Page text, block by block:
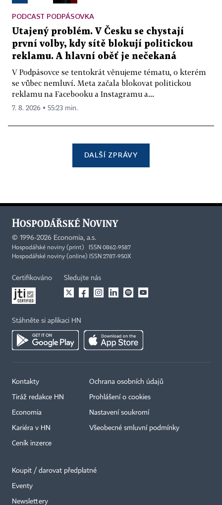
PODCAST PODPÁSOVKA
Utajený problém. V Česku se chystají
první volby, kdy sítě blokují politickou
reklamu. A hlavní oběť je nečekaná
V Podpásovce se tentokrát věnujeme tématu, o kterém
se vůbec nemluví. Meta začala blokovat politickou
reklamu na Facebooku a Instagramu a...
7. 8. 2026 ▪ 55:23 min.
DALŠÍ ZPRÁVY
© 1996-2026 Economia, a.s.
Hospodářské noviny (print) ISSN 0862-9587
Hospodářské noviny (online) ISSN 2787-950X
Certifikováno Sledujte nás
Stáhněte si aplikaci HN
Kontakty
Tiráž redakce HN
Economia
Kariéra v HN
Ceník inzerce
Ochrana osobních údajů
Prohlášení o cookies
Nastavení soukromí
Všeobecné smluvní podmínky
Koupit / darovat předplatné
Eventy
Newslettery